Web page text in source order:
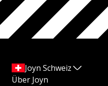
Joyn Schweiz
Über Joyn